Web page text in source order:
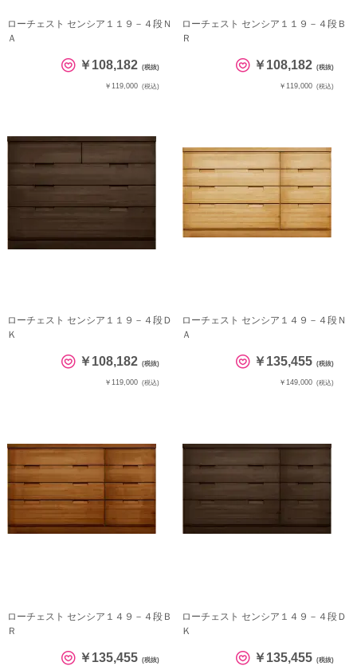
ローチェスト センシア１１９－４段Ｎ
Ａ
￥108,182 (税抜)
￥119,000 (税込)
ローチェスト センシア１１９－４段Ｂ
Ｒ
￥108,182 (税抜)
￥119,000 (税込)
ローチェスト センシア１１９－４段Ｄ
Ｋ
￥108,182 (税抜)
￥119,000 (税込)
ローチェスト センシア１４９－４段Ｎ
Ａ
￥135,455 (税抜)
￥149,000 (税込)
ローチェスト センシア１４９－４段Ｂ
Ｒ
￥135,455 (税抜)
ローチェスト センシア１４９－４段Ｄ
Ｋ
￥135,455 (税抜)